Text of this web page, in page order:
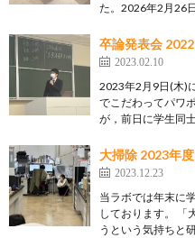
た。2026年2月26
卒論発表会 2022
2023.02.10
2023年2月9日(木)
でこだわってパワ
が，前日に学生同
大掃除 2023年度
2023.12.23
当ラボでは年末に
しております。 「
うという気持ちと